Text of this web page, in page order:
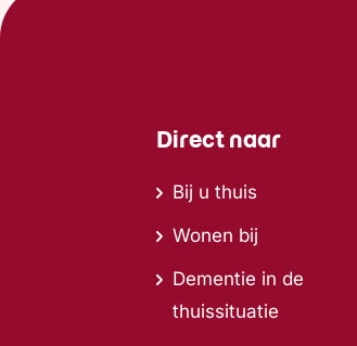
Direct naar
Bij u thuis
Wonen bij
Dementie in de
thuissituatie